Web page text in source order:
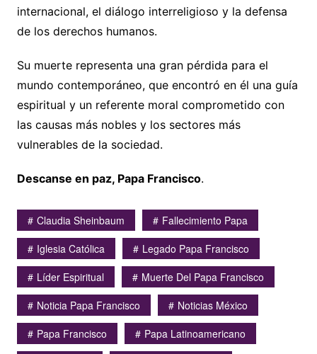
internacional, el diálogo interreligioso y la defensa
de los derechos humanos.
Su muerte representa una gran pérdida para el
mundo contemporáneo, que encontró en él una guía
espiritual y un referente moral comprometido con
las causas más nobles y los sectores más
vulnerables de la sociedad.
Descanse en paz, Papa Francisco.
Claudia Sheinbaum
Fallecimiento Papa
Iglesia Católica
Legado Papa Francisco
Líder Espiritual
Muerte Del Papa Francisco
Noticia Papa Francisco
Noticias México
Papa Francisco
Papa Latinoamericano